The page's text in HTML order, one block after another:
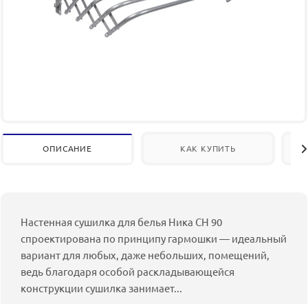
ОПИСАНИЕ КАК КУПИТЬ
Настенная сушилка для белья Ника СН 90
спроектирована по принципу гармошки — идеальный
вариант для любых, даже небольших, помещений,
ведь благодаря особой раскладывающейся
конструкции сушилка занимает...